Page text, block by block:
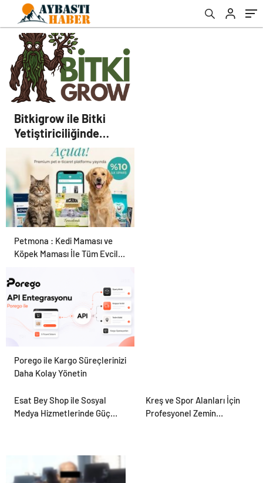
Bitkigrow ile Bitki
Yetiştiriciliğinde
Doğru Ekipman ve
Ürün Seçimi
Petmona : Kedi Maması ve
Köpek Maması İle Tüm Evcil
Porego ile Kargo Süreçlerinizi
Daha Kolay Yönetin
Esat Bey Shop ile Sosyal
Medya Hizmetlerinde Güçlü
Kreş ve Spor Alanları İçin
Profesyonel Zemin